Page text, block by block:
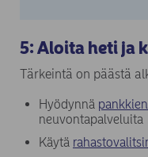
5: Aloita heti ja
Tärkeintä on päästä
Hyödynnä
neuvontapalveluita
Käytä